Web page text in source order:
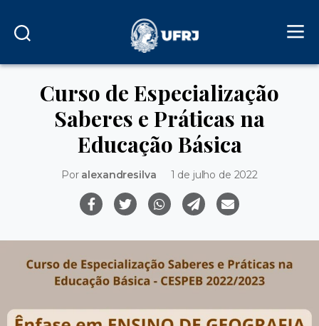
Curso de Especialização
Saberes e Práticas na
Educação Básica
Por alexandresilva 1 de julho de 2022